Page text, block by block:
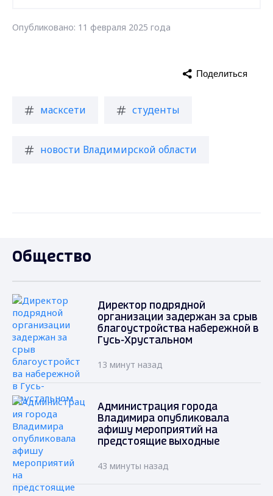
Опубликовано: 11 февраля 2025 года
масксети студенты
новости Владимирской области
Поделиться
Общество
Директор подрядной
организации задержан за срыв
благоустройства набережной в
Гусь-Хрустальном
13 минут назад
Администрация города
Владимира опубликовала
афишу мероприятий на
предстоящие выходные
43 минуты назад